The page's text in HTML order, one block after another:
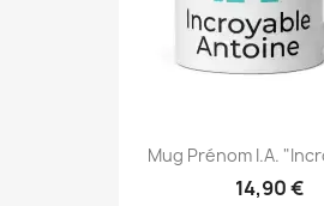
Mug Prénom I.A.
14,90 €